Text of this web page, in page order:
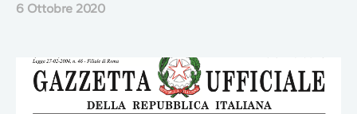
6 Ottobre 2020